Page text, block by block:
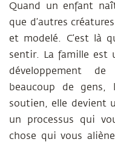
Quand un enfant
que d’autres
et modelé. C’est là
sentir. La famille est
développement
beaucoup de
soutien, elle devient
un processus qui
chose qui vous